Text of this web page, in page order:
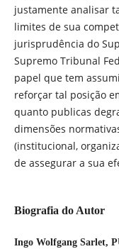
justamente analisar
limites de sua
jurisprudência do
Supremo Tribunal
papel que tem
reforçar tal posição
quanto publicas
dimensões
(institucional,
de assegurar a sua
Biografia do Autor
Ingo Wolfgang Sarlet,